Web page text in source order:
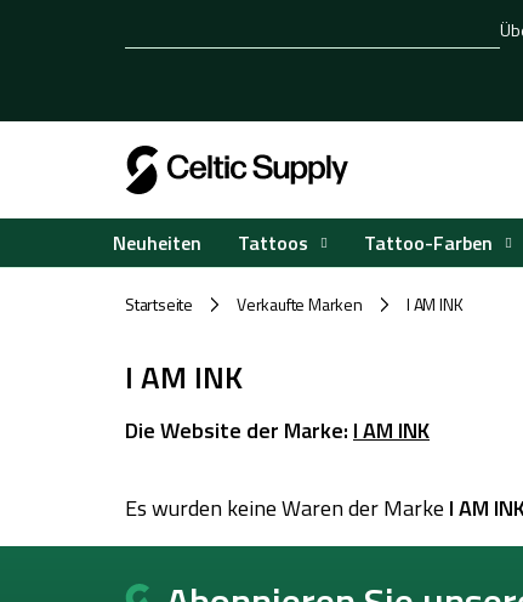
Neuheiten Tattoos Tattoo-Farben
Startseite / Verkaufte Marken / I AM INK
I AM INK
Die Website der Marke: I AM INK
Es wurden keine Waren der Marke I AM
F